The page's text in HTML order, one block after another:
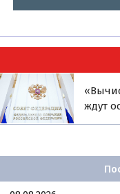
ждут